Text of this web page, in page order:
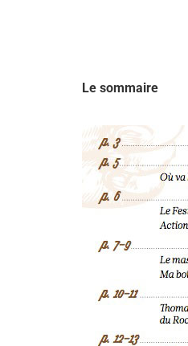
Le sommaire